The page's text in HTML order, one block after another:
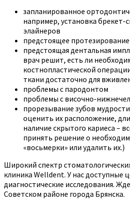
запланированное
например, установка
элайнеров
предстоящее протезирование
предстоящая дентальная
врач решит, есть ли
костнопластической
ткани достаточно для
проблемы с пародонтом
проблемы с височно-
прорезывание зубов
оценить их расположение,
наличие скрытого кариеса –
принять решение о
«восьмерки» или удалить их.)
Широкий спектр
клиника Welldent. У нас доступные
диагностические исследования.
Советском районе города Брянска.